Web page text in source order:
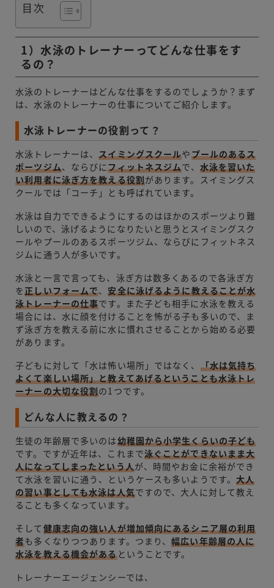
目次
1）水泳のトレーナーってどんな仕事をす
るの？
水泳のトレーナーはどんな仕事をするのでしょうか？まず
は、水泳のトレーナーの仕事についてご紹介します。
水泳トレーナーの役割って？
水泳トレーナーは、スイミングスクールやプールのあるス
ポーツジム、ならびにフィットネスジムで、 水泳を習いた
い利用者に泳ぎ方を教える役割があります。スイミングス
クールでは「コーチ」とも呼ばれています。
水泳は自力でできるようにするのはほかのスポーツより難
しいので、泳げるようになりたいと思うとスイミングスク
ールやプールのあるスポーツジム、ならびにフィットネス
ジムに通う人が多いです。
水泳と一言で言っても、泳ぎ方は数多くあるので各泳ぎ方
を正しいフォームで、安全に泳げるように教えることが水
泳トレーナーの仕事です。また子ども相手に水泳を教える
場合には、水に顔を付けることを怖がる子も多いので、ま
ず泳ぎ方を教える前に水に慣れさせることから始める必要
があります。
子どもに対して「水は怖い場所」ではなく、 「水は気持ち
よくて楽しい場所」と教えてあげるということも水泳トレ
ーナーの大切な役割の1つです。
どんな人に教えるの？
生徒の年齢層で多いのは幼稚園から小学生くらいの子ども
です。ですが近年は、これまで泳ぐことができないまま大
人になってしまったという人が、時間やお金に余裕ができ
て水泳を習いに通う、というケースも多いようです。大人
の習い事としても水泳は人気ですので、大人に対して教え
ることも多くなっています。
そして健康志向の強い人が増加傾向にあるシニア層の利用
者も多くなりつつあります。つまり、幅広い年齢層の人に
水泳を教える機会があるということです。
トレーナーエージェンシーでは、